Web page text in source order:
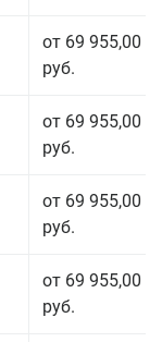
от 69 955,00
руб.
от 69 955,00
руб.
от 69 955,00
руб.
от 69 955,00
руб.